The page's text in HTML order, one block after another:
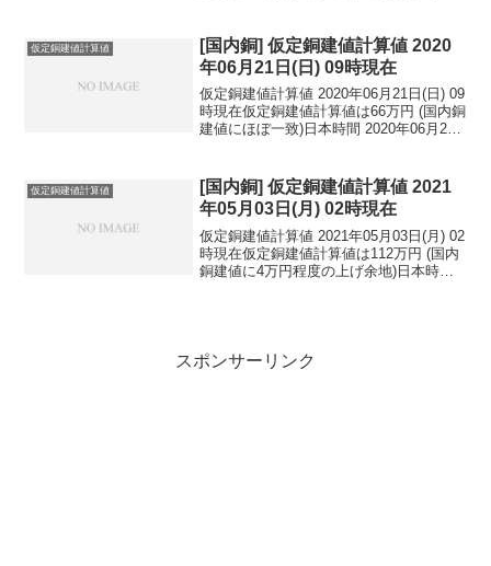
1ドル：...
仮定銅建値計算値
[国内銅] 仮定銅建値計算値 2020
年06月21日(日) 09時現在
仮定銅建値計算値 2020年06月21日(日) 09
時現在仮定銅建値計算値は66万円 (国内銅
建値にほぼ一致)日本時間 2020年06月21
円...
仮定銅建値計算値
[国内銅] 仮定銅建値計算値 2021
年05月03日(月) 02時現在
仮定銅建値計算値 2021年05月03日(月) 02
時現在仮定銅建値計算値は112万円 (国内
銅建値に4万円程度の上げ余地)日本時間
スポンサーリンク